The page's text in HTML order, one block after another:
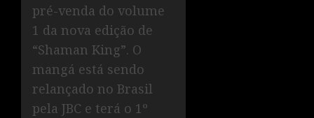
pré-venda do volume
1 da nova edição de
“Shaman King”. O
mangá está sendo
relançado no Brasil
pela JBC e terá o 1º